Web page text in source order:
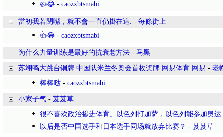
👍😂 - caozxbtsmabi
當初我若閉嘴，就不會一直仍掛在這. - 每條街上
👍😂 - caozxbtsmabi
为什么力量训练是最好的抗衰老方法 - 马黑
苏翊鸣大跳台铜牌 中国队米兰冬奥会首枚奖牌 网易体育 网易 - 老
棒棒哒 - caozxbtsmabi
小家子气 - 芨芨草
很不喜欢政治掺进体育。以色列打加萨，以色列能参加奥运
以后是否中国选手和日本选手同场就放弃比赛？ - 芨芨草